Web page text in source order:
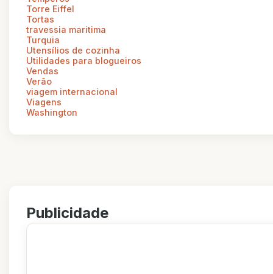
Torre Eiffel
Tortas
travessia maritima
Turquia
Utensílios de cozinha
Utilidades para blogueiros
Vendas
Verão
viagem internacional
Viagens
Washington
Publicidade